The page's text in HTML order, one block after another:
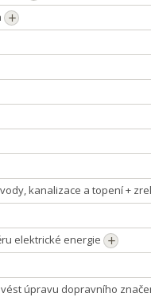
kanalizace a topení +
elektrické energie
úpravu dopravního